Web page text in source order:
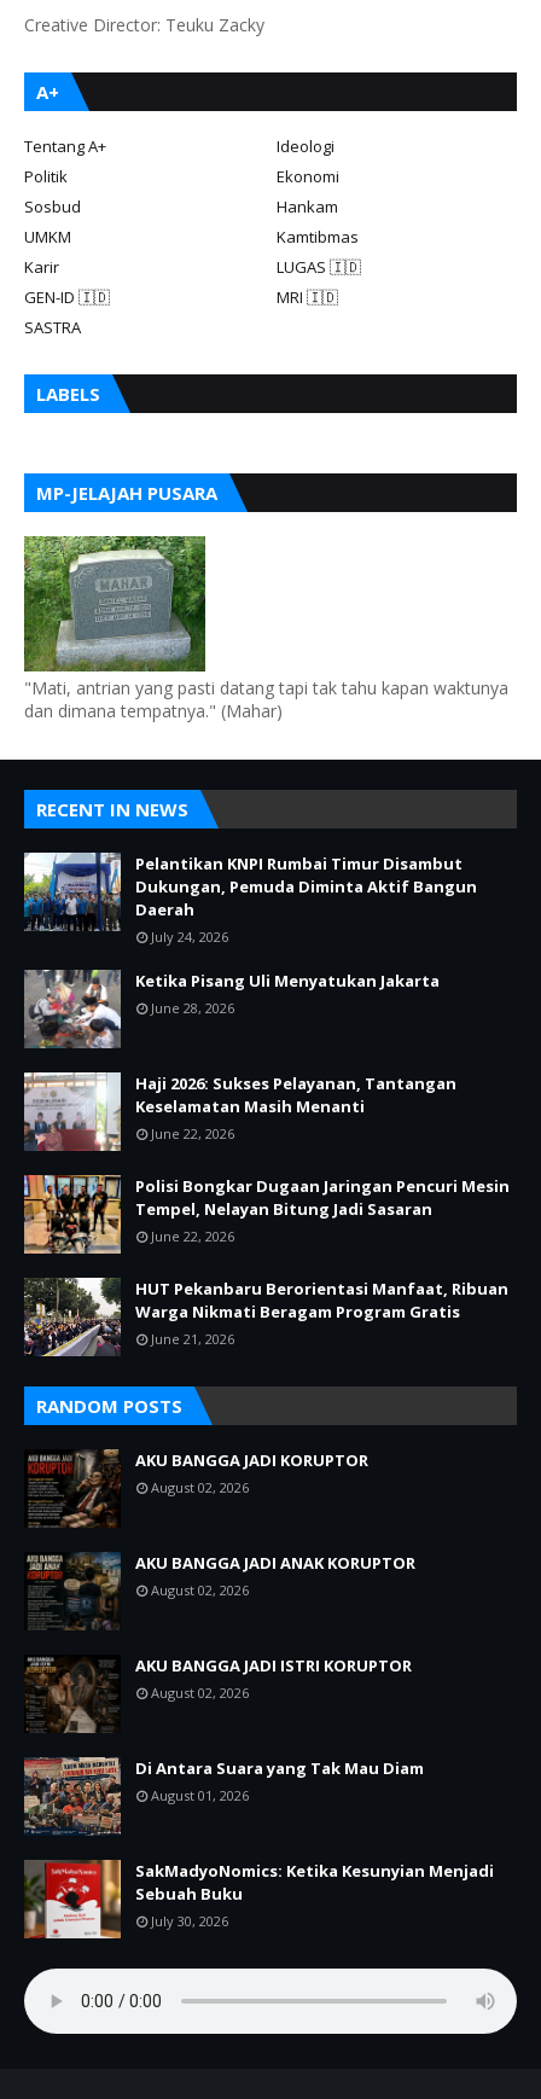
Creative Director: Teuku Zacky
A+
Tentang A+
Ideologi
Politik
Ekonomi
Sosbud
Hankam
UMKM
Kamtibmas
Karir
LUGAS 🇮🇩
GEN-ID 🇮🇩
MRI 🇮🇩
SASTRA
LABELS
MP-JELAJAH PUSARA
"Mati, antrian yang pasti datang tapi tak tahu kapan waktunya
dan dimana tempatnya." (Mahar)
RECENT IN NEWS
Pelantikan KNPI Rumbai Timur Disambut
Dukungan, Pemuda Diminta Aktif Bangun
Daerah
July 24, 2026
Ketika Pisang Uli Menyatukan Jakarta
June 28, 2026
Haji 2026: Sukses Pelayanan, Tantangan
Keselamatan Masih Menanti
June 22, 2026
Polisi Bongkar Dugaan Jaringan Pencuri Mesin
Tempel, Nelayan Bitung Jadi Sasaran
June 22, 2026
HUT Pekanbaru Berorientasi Manfaat, Ribuan
Warga Nikmati Beragam Program Gratis
June 21, 2026
RANDOM POSTS
AKU BANGGA JADI KORUPTOR
August 02, 2026
AKU BANGGA JADI ANAK KORUPTOR
August 02, 2026
AKU BANGGA JADI ISTRI KORUPTOR
August 02, 2026
Di Antara Suara yang Tak Mau Diam
August 01, 2026
SakMadyoNomics: Ketika Kesunyian Menjadi
Sebuah Buku
July 30, 2026